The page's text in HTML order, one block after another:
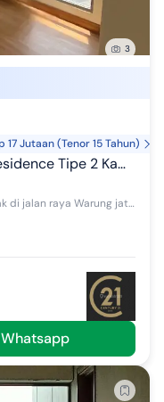
3
17 Jutaan (Tenor 15 Tahun)
Tipe 2 Kamar
Apartemen Pejaten Park lokasinya terletak di jalan raya Warung jati Barat. Lokasinya strategis langsung akses ke Gatot Subroto maupun Kuningan. #2...
Whatsapp